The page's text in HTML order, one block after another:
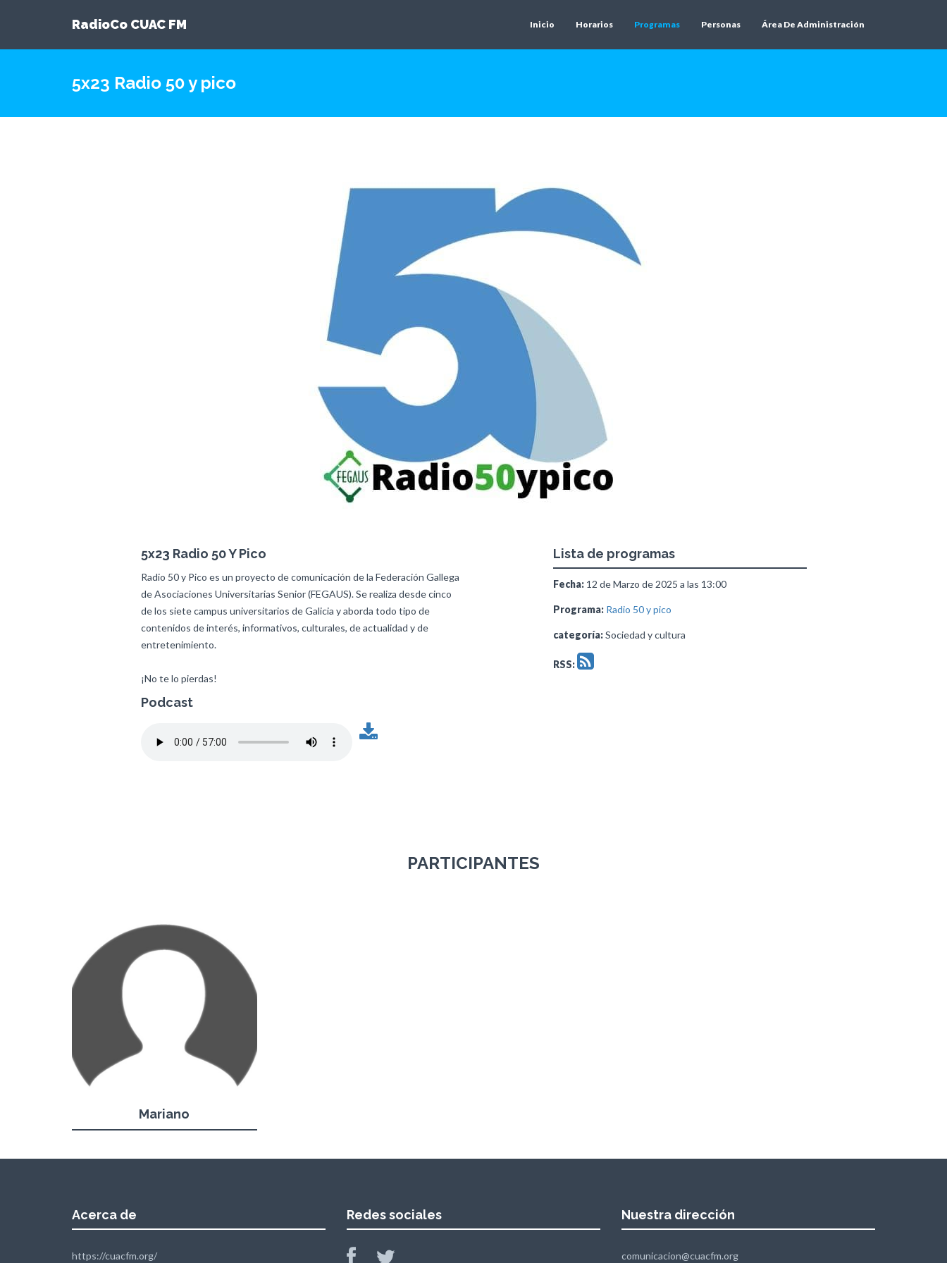
RadioCo CUAC FM Inicio Horarios Programas Personas Área De Administración
5x23 Radio 50 y pico
5x23 Radio 50 Y Pico
Radio 50 y Pico es un proyecto de comunicación de la Federación Gallega
de Asociaciones Universitarias Senior (FEGAUS). Se realiza desde cinco
de los siete campus universitarios de Galicia y aborda todo tipo de
contenidos de interés, informativos, culturales, de actualidad y de
entretenimiento.
¡No te lo pierdas!
Podcast
Lista de programas
Fecha:12 de Marzo de 2025 a las 13:00
Programa: Radio 50 y pico
categoría:Sociedad y cultura
RSS:
PARTICIPANTES
Mariano
Acerca de
https://cuacfm.org/
Redes sociales Nuestra dirección
comunicacion@cuacfm.org